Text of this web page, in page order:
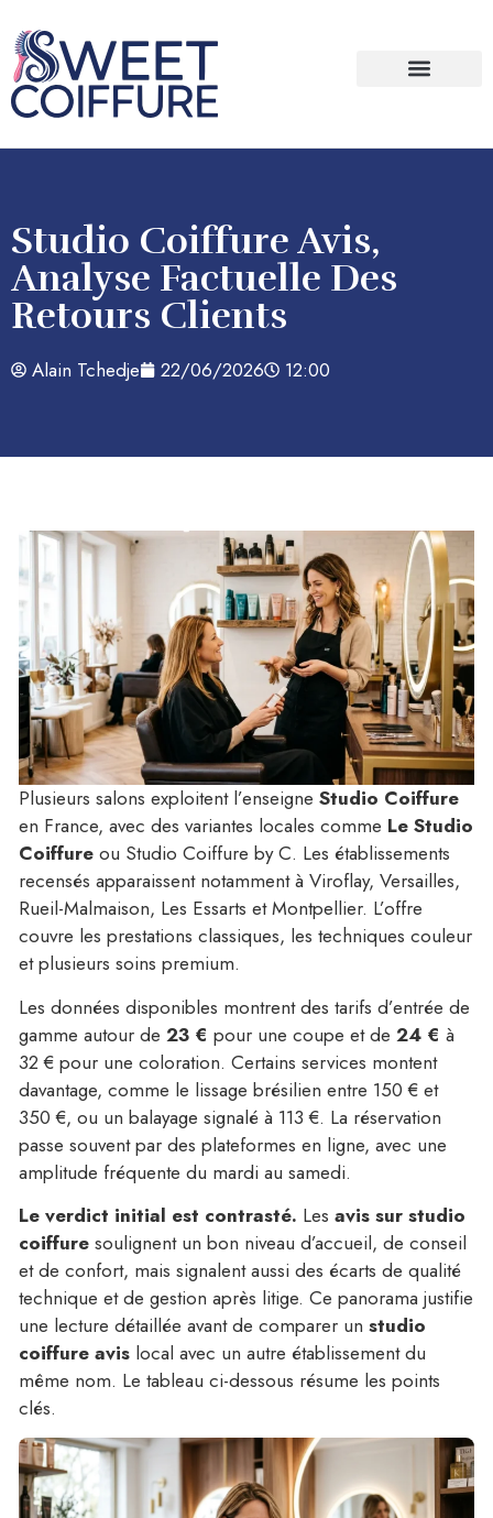
Studio Coiffure Avis,
Analyse Factuelle Des
Retours Clients
Alain Tchedje 22/06/2026 12:00
Plusieurs salons exploitent l’enseigne Studio Coiffure
en France, avec des variantes locales comme Le Studio
Coiffure ou Studio Coiffure by C. Les établissements
recensés apparaissent notamment à Viroflay, Versailles,
Rueil-Malmaison, Les Essarts et Montpellier. L’offre
couvre les prestations classiques, les techniques couleur
et plusieurs soins premium.
Les données disponibles montrent des tarifs d’entrée de
gamme autour de 23 € pour une coupe et de 24 € à
32 € pour une coloration. Certains services montent
davantage, comme le lissage brésilien entre 150 € et
350 €, ou un balayage signalé à 113 €. La réservation
passe souvent par des plateformes en ligne, avec une
amplitude fréquente du mardi au samedi.
Le verdict initial est contrasté. Les avis sur studio
coiffure soulignent un bon niveau d’accueil, de conseil
et de confort, mais signalent aussi des écarts de qualité
technique et de gestion après litige. Ce panorama justifie
une lecture détaillée avant de comparer un studio
coiffure avis local avec un autre établissement du
même nom. Le tableau ci-dessous résume les points
clés.